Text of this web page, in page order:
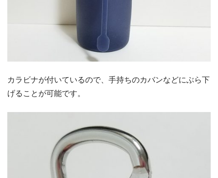
カラビナが付いているので、手持ちのカバンなどにぶら下
げることが可能です。